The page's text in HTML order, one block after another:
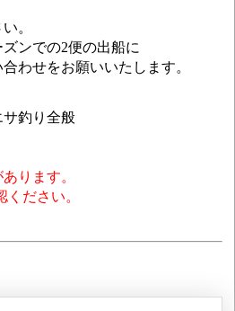
。
ンでの2便の出船に
わせをお願いいたします。
サ釣り全般
ります。
ださい。